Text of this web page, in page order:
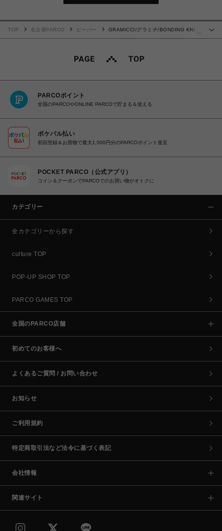
…
TOP 名古屋PARCO ビーバー
GRAMICCI/グラミチ/BONDING KNIT
PARCOポイント
全国のPARCOやONLINE PARCOで貯まる＆使える
ポケパル払い
初回登録＆お買物で最大1,500円分のPARCOポイント進呈
POCKET PARCO（公式アプリ）
コイン＆クーポンでPARCOでのお買い物がオトクに
カテゴリー
全カテゴリーから探す
culture TOP
POP-UP SHOP TOP
PARCO GAMES TOP
全国のPARCO店舗
初めてのお客様へ
よくあるご質問 / お問い合わせ
お知らせ
ご利用規約
特定商取引法など法令に基づく表記
会社情報
関連サイト